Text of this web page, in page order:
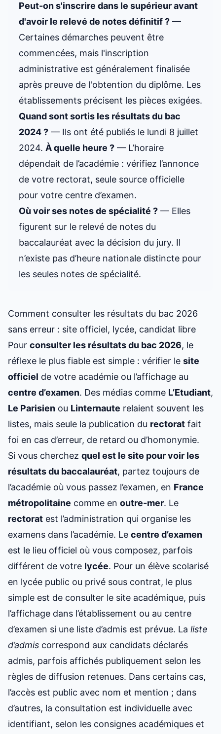
Peut-on s'inscrire dans le supérieur avant
d'avoir le relevé de notes définitif ? —
Certaines démarches peuvent être
commencées, mais l'inscription
administrative est généralement finalisée
après preuve de l'obtention du diplôme. Les
établissements précisent les pièces exigées.
Quand sont sortis les résultats du bac
2024 ? — Ils ont été publiés le lundi 8 juillet
2024. À quelle heure ? — L’horaire
dépendait de l’académie : vérifiez l’annonce
de votre rectorat, seule source officielle
pour votre centre d’examen.
Où voir ses notes de spécialité ? — Elles
figurent sur le relevé de notes du
baccalauréat avec la décision du jury. Il
n’existe pas d’heure nationale distincte pour
les seules notes de spécialité.
Comment consulter les résultats du bac 2026
sans erreur : site officiel, lycée, candidat libre
Pour consulter les résultats du bac 2026, le
réflexe le plus fiable est simple : vérifier le site
officiel de votre académie ou l’affichage au
centre d’examen. Des médias comme L’Etudiant,
Le Parisien ou Linternaute relaient souvent les
listes, mais seule la publication du rectorat fait
foi en cas d’erreur, de retard ou d’homonymie.
Si vous cherchez quel est le site pourvoir les
résultatsdu baccalauréat, partez toujours de
l’académie où vous passez l’examen, en France
métropolitaine comme en outre-mer. Le
rectorat est l’administration qui organise les
examens dans l’académie. Le centre d’examen
est le lieu officiel où vous composez, parfois
différent de votre lycée. Pour un élève scolarisé
en lycée public ou privé sous contrat, le plus
simple est de consulter le site académique, puis
l’affichage dans l’établissement ou au centre
d’examen si une liste d’admis est prévue. La liste
d’admis correspond aux candidats déclarés
admis, parfois affichés publiquement selon les
règles de diffusion retenues. Dans certains cas,
l’accès est public avec nom et mention ; dans
d’autres, la consultation est individuelle avec
identifiant, selon les consignes académiques et